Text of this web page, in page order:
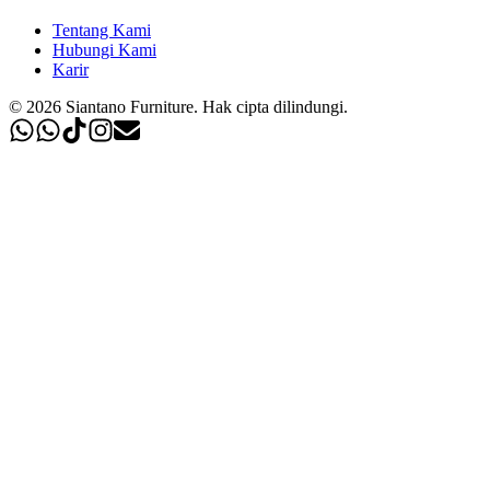
Tentang Kami
Hubungi Kami
Karir
© 2026 Siantano Furniture. Hak cipta dilindungi.